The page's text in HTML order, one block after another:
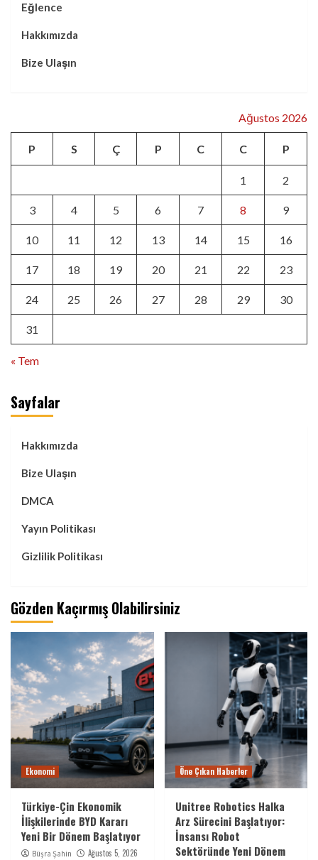
Eğlence
Hakkımızda
Bize Ulaşın
Ağustos 2026
P S Ç P C C P
1 2
3 4 5 6 7 8 9
10 11 12 13 14 15 16
17 18 19 20 21 22 23
24 25 26 27 28 29 30
31
« Tem
Sayfalar
Hakkımızda
Bize Ulaşın
DMCA
Yayın Politikası
Gizlilik Politikası
Gözden Kaçırmış Olabilirsiniz
Ekonomi
Türkiye-Çin Ekonomik
İlişkilerinde BYD Kararı
Yeni Bir Dönem Başlatıyor
Büşra Şahin Ağustos 5, 2026
Öne Çıkan Haberler
Unitree Robotics Halka
Arz Sürecini Başlatıyor:
İnsansı Robot
Sektöründe Yeni Dönem